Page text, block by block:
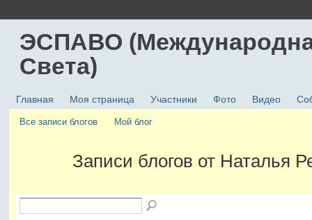
ЭСПАВО
Света)
Главная Моя страница Участники Фото Видео
Все записи блогов Мой блог
Записи блогов от Наталья